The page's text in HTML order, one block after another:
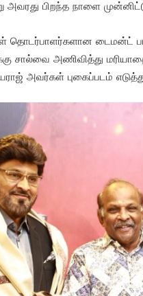
பிறந்த நாளை
தொடர்பாளர்களான டைமன்ட்
சால்வை அணிவித்து
அவர்கள் புகைப்படம்